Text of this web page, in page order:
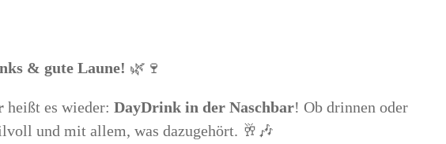
& gute Laune! 🌿🍷
heißt es wieder: DayDrink in der Naschbar! Ob drinnen oder
und mit allem, was dazugehört. 🥂🎶